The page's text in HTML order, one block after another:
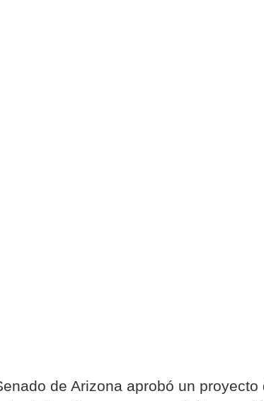
de Arizona aprobó un